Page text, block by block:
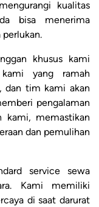
kualitas
bisa menerima
perlukan.
khusus kami
yang ramah
dan tim kami akan
pengalaman
kami, memastikan
dan pemulihan
service sewa
Kami memiliki
di saat darurat